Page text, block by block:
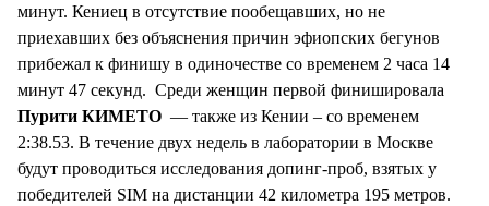
минут. Кениец в отсутствие пообещавших, но не
приехавших без объяснения причин эфиопских бегунов
прибежал к финишу в одиночестве со временем 2 часа 14
минут 47 секунд. Среди женщин первой финишировала
Пурити КИМЕТО — также из Кении – со временем
2:38.53. В течение двух недель в лаборатории в Москве
будут проводиться исследования допинг-проб, взятых у
победителей SIM на дистанции 42 километра 195 метров.